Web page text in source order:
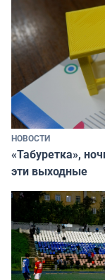
НОВОСТИ
«Табуретка»,
эти выходные